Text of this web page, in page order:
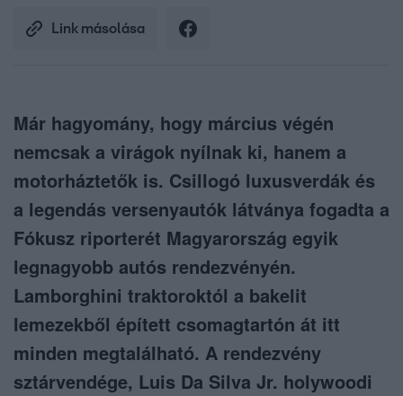
Link másolása
Már hagyomány, hogy március végén
nemcsak a virágok nyílnak ki, hanem a
motorháztetők is. Csillogó luxusverdák és
a legendás versenyautók látványa fogadta a
Fókusz riporterét Magyarország egyik
legnagyobb autós rendezvényén.
Lamborghini traktoroktól a bakelit
lemezekből épített csomagtartón át itt
minden megtalálható. A rendezvény
sztárvendége, Luis Da Silva Jr. holywoodi